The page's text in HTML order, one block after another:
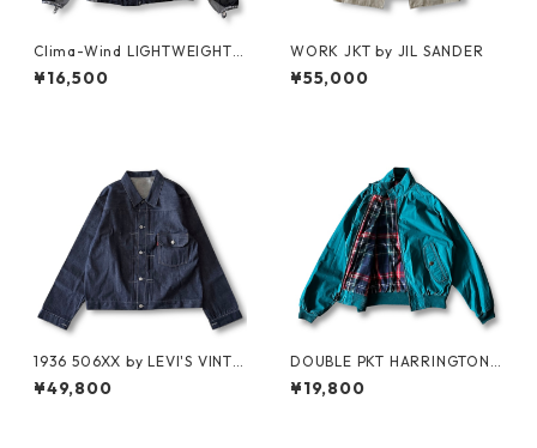
Clima-Wind LIGHTWEIGHT J
KT by SALOMON
¥16,500
WORK JKT by JIL SANDER
¥55,000
1936 506XX by LEVI'S VINTA
GE GLOTHING NO-WASH
¥49,800
DOUBLE PKT HARRINGTON J
KT by LANDS'END
¥19,800